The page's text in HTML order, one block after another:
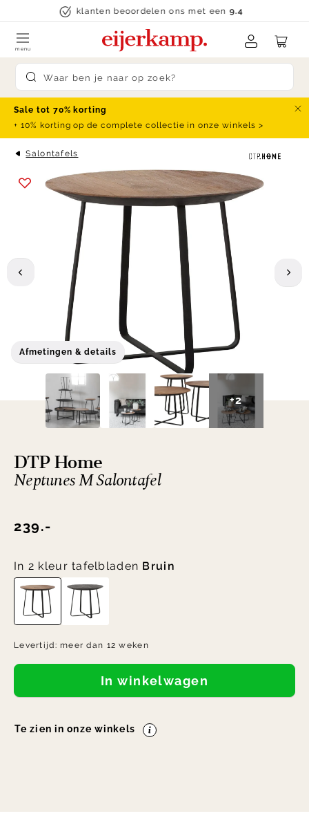
Skip to contentklanten beoordelen ons met een9.4
Submit search
menu
Sale tot 70% korting
+ 10% korting op de complete collectie in onze winkels >
Salontafels
Afmetingen & details
+2
DTP Home
Neptunes M Salontafel
239.-
In 2 kleur tafelbladen Bruin
Levertijd: meer dan 12 weken
In winkelwagen
Te zien in onze winkels